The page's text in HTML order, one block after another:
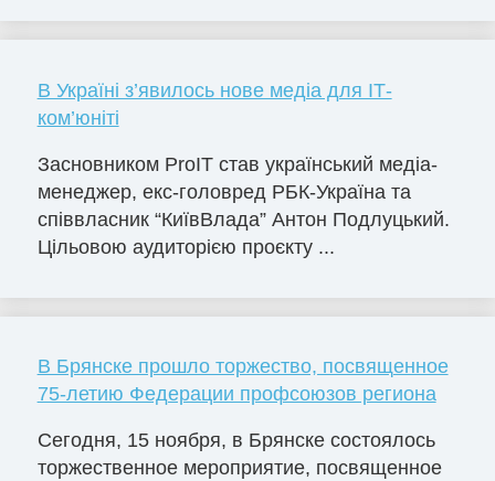
В Україні з’явилось нове медіа для ІТ-
ком’юніті
Засновником ProIT став український медіа-
менеджер, екс-головред РБК-Україна та
співвласник “КиївВлада” Антон Подлуцький.
Цільовою аудиторією проєкту ...
В Брянске прошло торжество, посвященное
75-летию Федерации профсоюзов региона
Сегодня, 15 ноября, в Брянске состоялось
торжественное мероприятие, посвященное